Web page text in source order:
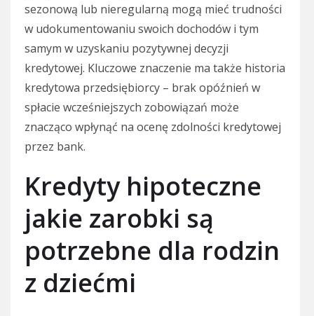
sezonową lub nieregularną mogą mieć trudności
w udokumentowaniu swoich dochodów i tym
samym w uzyskaniu pozytywnej decyzji
kredytowej. Kluczowe znaczenie ma także historia
kredytowa przedsiębiorcy – brak opóźnień w
spłacie wcześniejszych zobowiązań może
znacząco wpłynąć na ocenę zdolności kredytowej
przez bank.
Kredyty hipoteczne
jakie zarobki są
potrzebne dla rodzin
z dziećmi